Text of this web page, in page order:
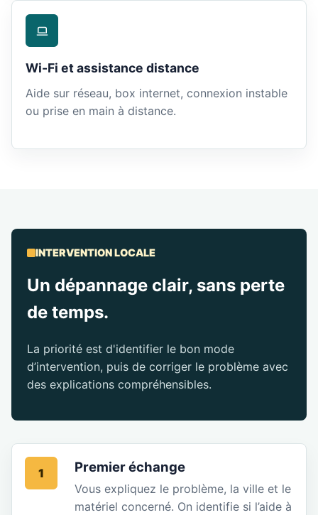
Wi-Fi et assistance distance
Aide sur réseau, box internet, connexion instable
ou prise en main à distance.
INTERVENTION LOCALE
Un dépannage clair, sans perte
de temps.
La priorité est d'identifier le bon mode
d’intervention, puis de corriger le problème avec
des explications compréhensibles.
1 Premier échange
Vous expliquez le problème, la ville et le
matériel concerné. On identifie si l’aide à